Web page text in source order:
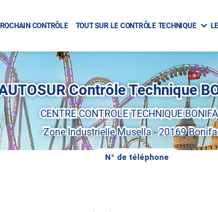
CONTRÔLE TOUT SUR LE CONTRÔLE TECHNIQUE
Contrôle Technique
CENTRE CONTROLE TECHNIQUE
Zone Industrielle Musella-20169
N° de téléphone
AFFICHER